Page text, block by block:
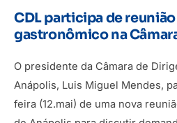
CDL participa de
gastronômico na
O presidente da Câmara de
Anápolis, Luis Miguel Mendes,
feira (12.mai) de uma nova